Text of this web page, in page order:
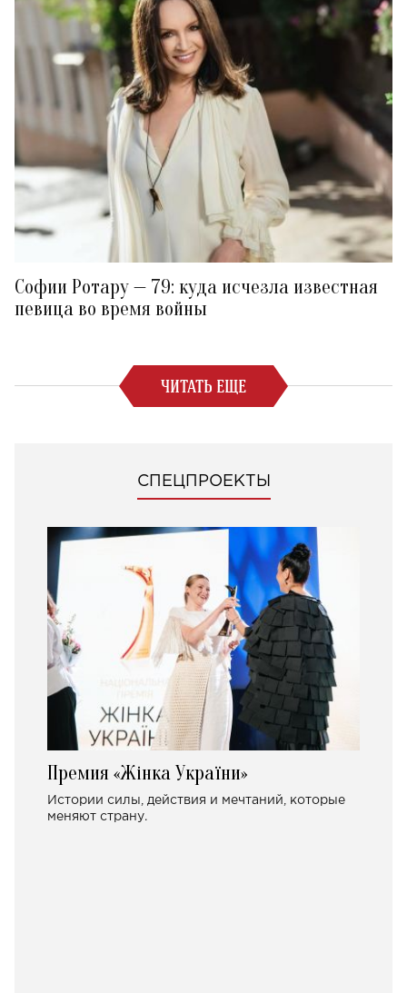
Софии Ротару — 79: куда исчезла известная
певица во время войны
ЧИТАТЬ ЕЩЕ
СПЕЦПРОЕКТЫ
Премия «Жінка України»
Истории силы, действия и мечтаний, которые
меняют страну.